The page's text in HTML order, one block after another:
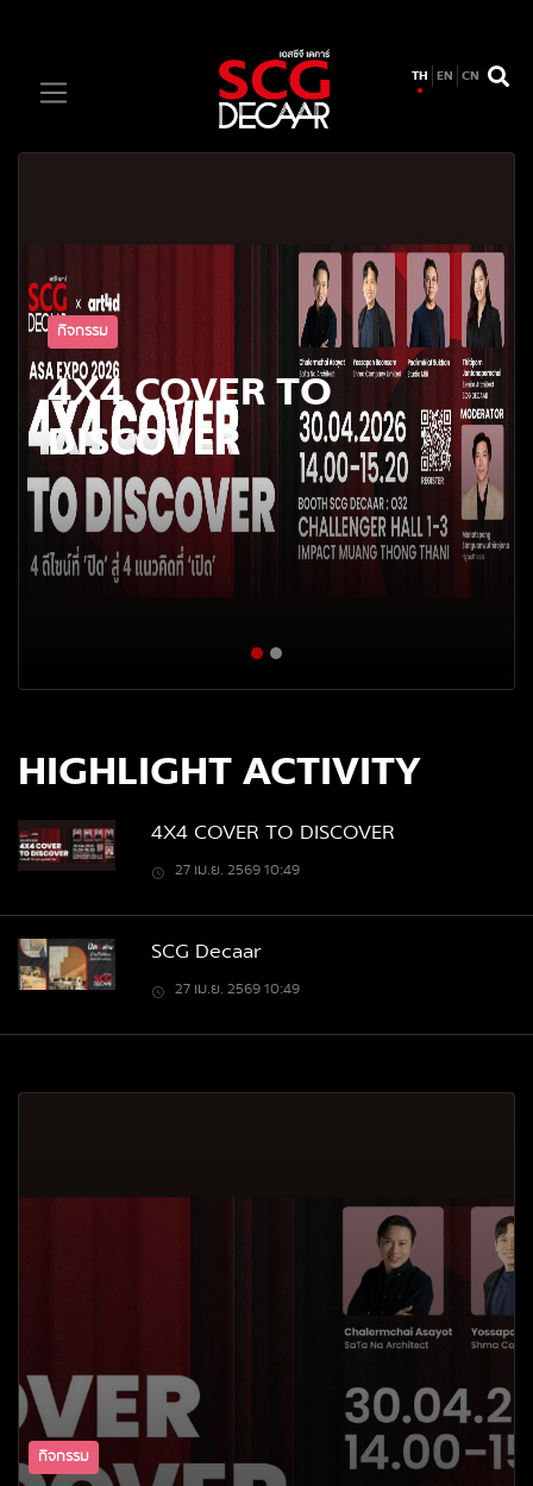
TH EN CN
กิจกรรม
4X4 COVER TO
DISCOVER
HIGHLIGHT ACTIVITY
4X4 COVER TO DISCOVER
27 เม.ย. 2569 10:49
SCG Decaar
27 เม.ย. 2569 10:49
กิจกรรม